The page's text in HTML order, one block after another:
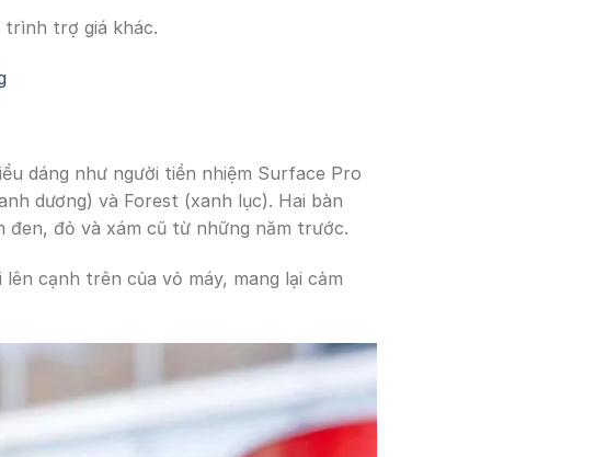
trình trợ giá khác.
dáng như người tiền nhiệm Surface Pro
dương) và Forest (xanh lục). Hai bàn
đen, đỏ và xám cũ từ những năm trước.
cạnh trên của vỏ máy, mang lại cảm